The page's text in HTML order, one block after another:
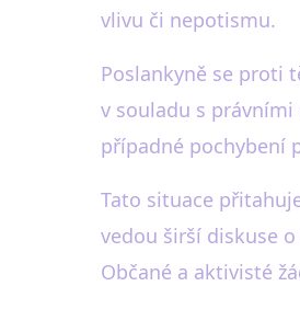
vlivu či nepotismu.
Poslankyně se proti
v souladu s
případné pochybení
Tato situace
vedou širší diskuse
Občané a aktivisté